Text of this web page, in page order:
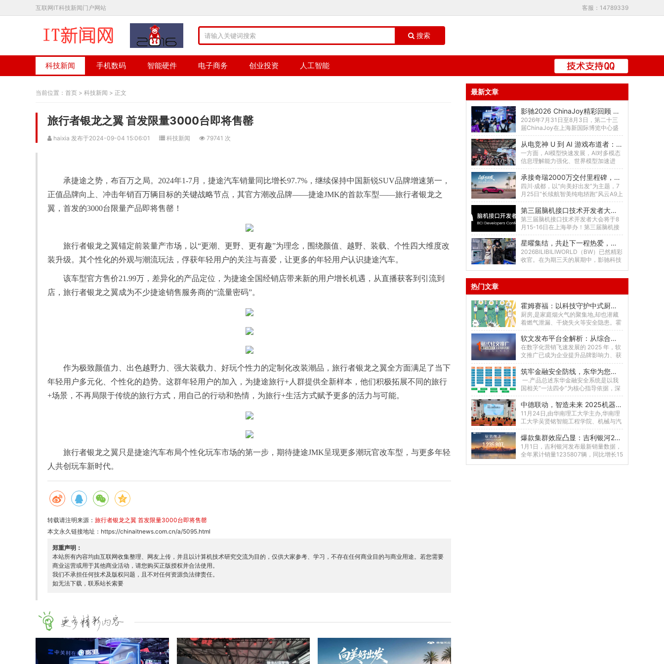
客服：14789339
互联网IT科技新闻门户网站
搜索
科技新闻 手机数码 智能硬件 电子商务 创业投资 人工智能
当前位置： 首页 > 科技新闻 > 正文
旅行者银龙之翼 首发限量3000台即将售罄
haixia 发布于2024-09-04 15:06:01 科技新闻 79741 次
承捷途之势，布百万之局。2024年1-7月，捷途汽车销量同比增长97.7%，继续保持中国新锐SUV品牌增速第一，
正值品牌向上、冲击年销百万辆目标的关键战略节点，其官方潮改品牌——捷途JMK的首款车型——旅行者银龙之
翼，首发的3000台限量产品即将售罄！
旅行者银龙之翼锚定前装量产市场，以“更潮、更野、更有趣”为理念，围绕颜值、越野、装载、个性四大维度改
装升级。其个性化的外观与潮流玩法，俘获年轻用户的关注与喜爱，让更多的年轻用户认识捷途汽车。
该车型官方售价21.99万，差异化的产品定位，为捷途全国经销店带来新的用户增长机遇，从直播获客到引流到
店，旅行者银龙之翼成为不少捷途销售服务商的“流量密码”。
作为极致颜值力、出色越野力、强大装载力、好玩个性力的定制化改装潮品，旅行者银龙之翼全方面满足了当下
年轻用户多元化、个性化的趋势。这群年轻用户的加入，为捷途旅行+人群提供全新样本，他们积极拓展不同的旅行
+场景，不再局限于传统的旅行方式，用自己的行动和热情，为旅行+生活方式赋予更多的活力与可能。
旅行者银龙之翼只是捷途汽车布局个性化玩车市场的第一步，期待捷途JMK呈现更多潮玩官改车型，与更多年轻
人共创玩车新时代。
转载请注明来源： 旅行者银龙之翼 首发限量3000台即将售罄
本文永久链接地址： https://chinaitnews.com.cn/a/5095.html
郑重声明：
本站所有内容均由互联网收集整理、网友上传，并且以计算机技术研究交流为目的，仅供大家参考、学习，不存在任何商业目的与商业用途。若您需要
商业运营或用于其他商业活动，请您购买正版授权并合法使用。
我们不承担任何技术及版权问题，且不对任何资源负法律责任。
如无法下载，联系站长索要
最新文章
影驰2026 ChinaJoy精彩回顾 ！旗舰加冕，全系出击
2026年7月31日至8月3日，第二十三
届ChinaJoy在上海新国际博览中心盛
大举行。影驰坐镇E7馆S101展台，携
R...
从电竞神 U 到 AI 游戏布道者：骁龙如何用端侧算力改写游戏产业范式
一方面，AI模型快速发展，AI对多模态
信息理解能力强化、世界模型加速进
化；同时，AI理解世界、创作图、文、
视频、音频能力...
承接奇瑞2000万交付里程碑，风云A9将于7月25日全球上市
四川·成都，以“向美好出发”为主题，7
月25日“长续航智美纯电轿跑”风云A9上
市发布会即将启幕。作为奇瑞风云年轻
化转型战...
第三届脑机接口技术开发者大会将于8月15-16日在上海举办！
第三届脑机接口技术开发者大会将于8
月15-16日在上海举办！第三届脑机接
口技术开发者大会将于2026年8月15日
至16日...
星曜集结，共赴下一程热爱，影驰2026 Bilibili World线下活动圆满结束
2026BILIBILIWORLD（BW）已然精彩
收官。在为期三天的展期中，影驰科技
热门文章
霍姆赛福：以科技守护中式厨房安全，让安心常伴生活
厨房,是家庭烟火气的聚集地,却也潜藏
着燃气泄漏、干烧失火等安全隐患。霍
姆赛福,作为专注于民用管道燃气厨房安
全解决方案的创...
软文发布平台全解析：从综合到垂直，找到适配你的传播利器
在数字化营销飞速发展的 2025 年，软
文推广已成为企业提升品牌影响力、获
取客户的重要手段。而选择合...
筑牢金融安全防线，东华为您保驾护航
一.产品总述东华金融安全系统是以我
国相关“一法四令”为核心指导依据，深
度解读银发〔2017〕235号、〔20...
中德联动，智造未来 2025机器人与智能制造研讨会
11月24日,由华南理工大学主办,华南理
工大学吴贤铭智能工程学院、机械与汽
车工程学院、德国波鸿鲁尔大学生产系
统研究所协办...
爆款集群效应凸显：吉利银河2025年销售近124万辆，同比增长150%
1月1日，吉利银河发布最新销量数据，
全年累计销量1235807辆，同比增长15